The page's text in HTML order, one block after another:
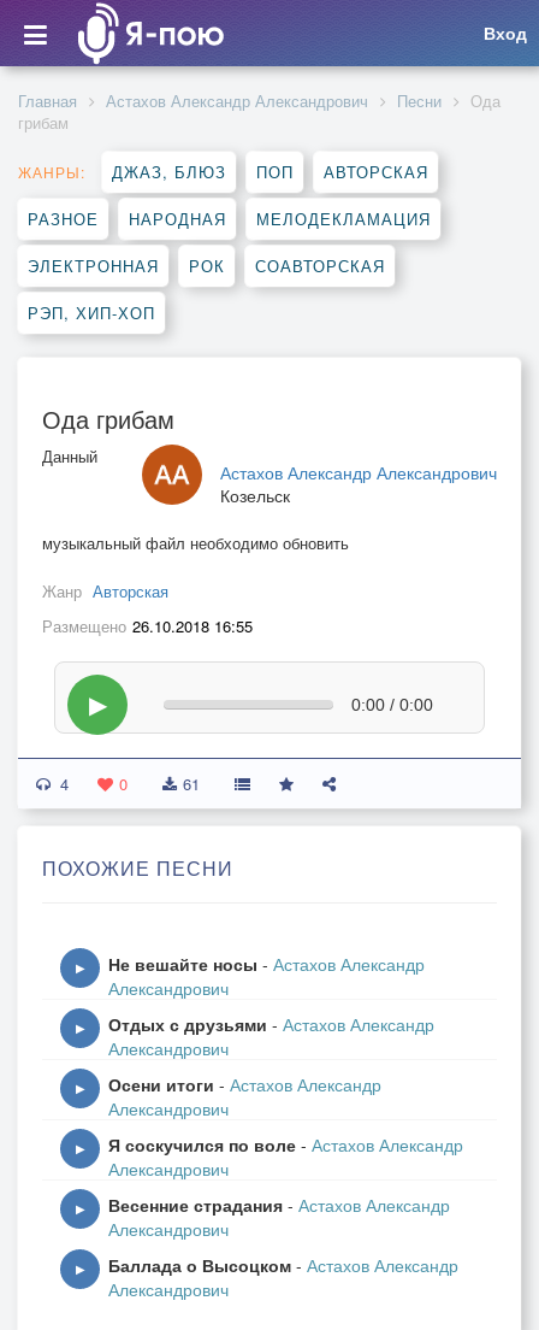
Вход
Главная Астахов Александр Александрович Песни
Ода
грибам
ЖАНРЫ: ДЖАЗ, БЛЮЗ ПОП АВТОРСКАЯ
РАЗНОЕ НАРОДНАЯ МЕЛОДЕКЛАМАЦИЯ
ЭЛЕКТРОННАЯ РОК СОАВТОРСКАЯ
РЭП, ХИП-ХОП
Ода грибам
Астахов Александр Александрович
Козельск
Данный
музыкальный файл необходимо обновить
Жанр Авторская
Размещено 26.10.2018 16:55
▶ 0:00 / 0:00
4 0 61
ПОХОЖИЕ ПЕСНИ
▶ Не вешайте носы - Астахов Александр
Александрович
▶ Отдых с друзьями - Астахов Александр
Александрович
▶ Осени итоги - Астахов Александр
Александрович
▶ Я соскучился по воле - Астахов Александр
Александрович
▶ Весенние страдания - Астахов Александр
Александрович
▶ Баллада о Высоцком - Астахов Александр
Александрович